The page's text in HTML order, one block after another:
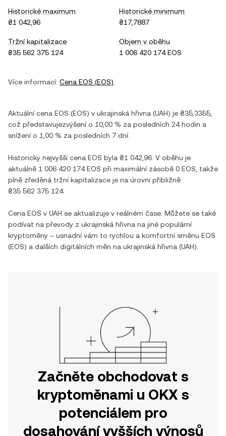
Historické maximum
₴1 042,96
Historické minimum
₴17,7887
Tržní kapitalizace
₴35 562 375 124
Objem v oběhu
1 006 420 174 EOS
Více informací: Cena EOS (EOS)
Aktuální cena EOS (EOS) v ukrajinská hřivna (UAH) je ₴35,3355
což představujezvýšenío 10,00 % za posledních 24 hodin a
sníženío 1,00 % za posledních 7 dní.
Historicky nejvyšší cena EOS byla ₴1 042,96 . V oběhu je
aktuálně 1 006 420 174 EOS při maximální zásobě 0 EOS , takže
plně zředěná tržní kapitalizace je na úrovni přibližně
₴35 562 375 124.
Cena EOS v UAH se aktualizuje v reálném čase. Můžete se také
podívat na převody z ukrajinská hřivna na jiné populární
kryptoměny – usnadní vám to rychlou a komfortní směnu EOS
(EOS) a dalších digitálních měn na ukrajinská hřivna (UAH).
Začněte obchodovat s
kryptoměnami u OKX s
potenciálem pro
dosahování vyšších výnosů